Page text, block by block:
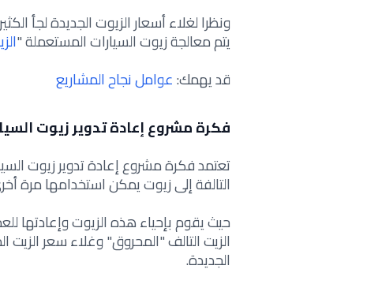
ونظرا لغلاء أسعار الزيوت الجديدة لجأ
يتم معالجة زيوت السيارات المستعملة "
قد يهمك:عوامل نجاح المشاريع
فكرة مشروع إعادة تدوير زيوت
تعتمد فكرة مشروع إعادة تدوير زيوت
التالفة إلى زيوت يمكن استخدامها مرة
حيث يقوم بإحياء هذه الزيوت وإعادتها
الزيت التالف "المحروق" وغلاء سعر الزيت
الجديدة.